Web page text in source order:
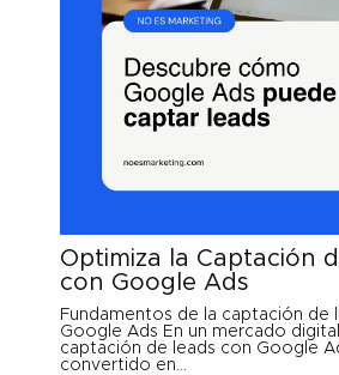
Optimiza la Captación
con Google Ads
Fundamentos de la captación de
Google Ads En un mercado
captación de leads con Google
convertido en...